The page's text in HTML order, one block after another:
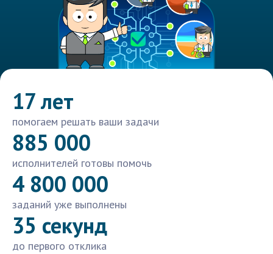
17 лет
помогаем решать ваши задачи
885 000
исполнителей готовы помочь
4 800 000
заданий уже выполнены
35 секунд
до первого отклика